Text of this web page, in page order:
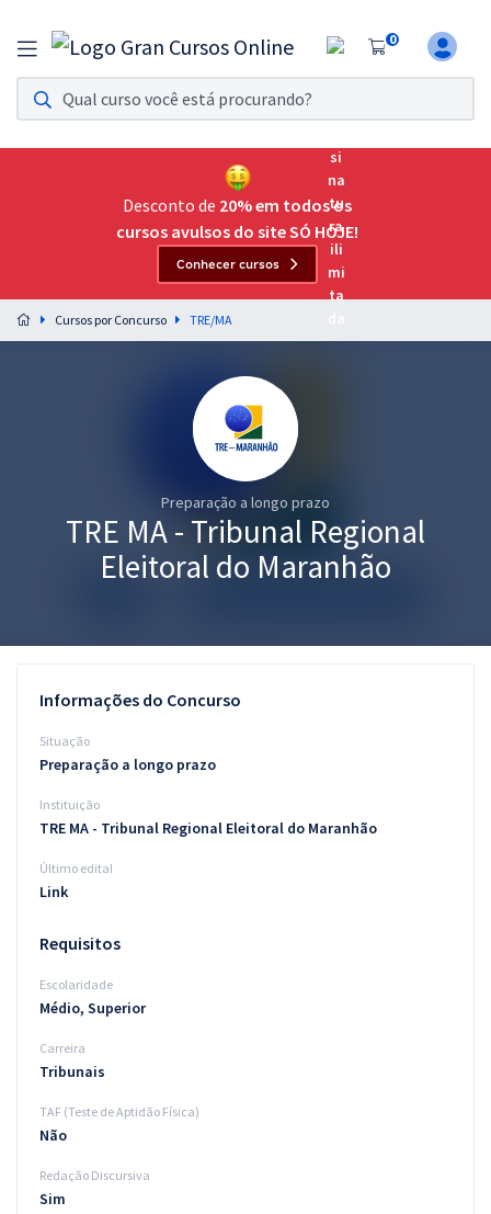
0
Assinatura Ilimitada 11
Acesso a todos os cursos. Teste grátis por 7 dias!
Assinatura OAB Até Passar
Acesso ilimitado a toda preparação para o Exame da
Preparação completa e intensiva para as principais
residências em saúde do Brasil
Graduação
Conteúdo gratuito
Blog
Desconto de 20% em todos os
cursos avulsos do site SÓ HOJE!
Conhecer cursos
Cursos por Concurso TRE/MA
Preparação a longo prazo
TRE MA - Tribunal Regional
Eleitoral do Maranhão
Informações do Concurso
Situação
Preparação a longo prazo
Instituição
TRE MA - Tribunal Regional Eleitoral do Maranhão
Último edital
Link
Requisitos
Escolaridade
Médio, Superior
Carreira
Tribunais
TAF (Teste de Aptidão Física)
Não
Redação Discursiva
Sim